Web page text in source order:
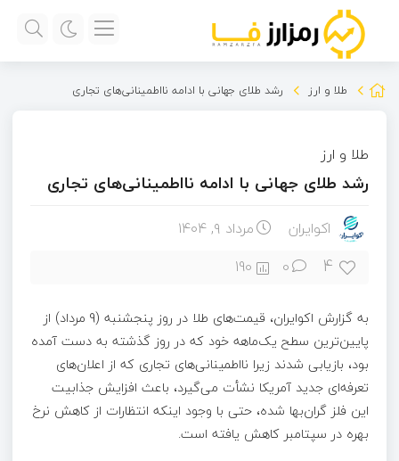
طلا و ارز رشد طلای جهانی با ادامه نااطمینانی‌های تجاری
طلا و ارز
رشد طلای جهانی با ادامه نااطمینانی‌های تجاری
اکوایران مرداد ۹, ۱۴۰۴
4
0
190
به گزارش اکوایران، قیمت‌های طلا در روز پنجشنبه (9 مرداد) از
پایین‌ترین سطح یک‌ماهه خود که در روز گذشته به دست آمده
بود، بازیابی شدند زیرا نااطمینانی‌های تجاری که از اعلان‌های
تعرفه‌ای جدید آمریکا نشأت می‌گیرد، باعث افزایش جذابیت
این فلز گران‌بها شده، حتی با وجود اینکه انتظارات از کاهش نرخ
بهره در سپتامبر کاهش یافته است.